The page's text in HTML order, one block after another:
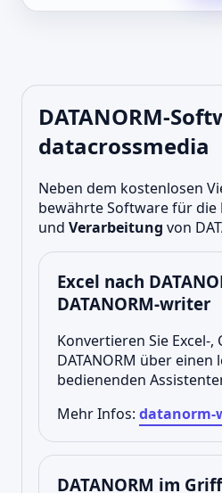
DATANORM-
datacrossmedia
Neben dem kostenlosen
bewährte Software für die
und Verarbeitung von
Excel nach
DATANORM-writer
Konvertieren Sie Excel-,
DATANORM über einen
bedienenden
Mehr Infos: datanorm-
DATANORM im